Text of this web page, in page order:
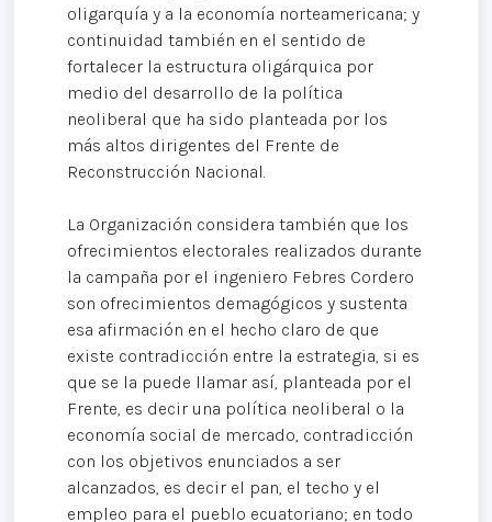
oligarquía y a la economía norteamericana; y
continuidad también en el sentido de
fortalecer la estructura oligárquica por
medio del desarrollo de la política
neoliberal que ha sido planteada por los
más altos dirigentes del Frente de
Reconstrucción Nacional.
La Organización considera también que los
ofrecimientos electorales realizados durante
la campaña por el ingeniero Febres Cordero
son ofrecimientos demagógicos y sustenta
esa afirmación en el hecho claro de que
existe contradicción entre la estrategia, si es
que se la puede llamar así, planteada por el
Frente, es decir una política neoliberal o la
economía social de mercado, contradicción
con los objetivos enunciados a ser
alcanzados, es decir el pan, el techo y el
empleo para el pueblo ecuatoriano; en todo